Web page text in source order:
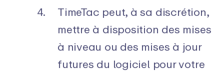
TimeTac peut, à sa discrétion,
mettre à disposition des mises
à niveau ou des mises à jour
futures du logiciel pour votre